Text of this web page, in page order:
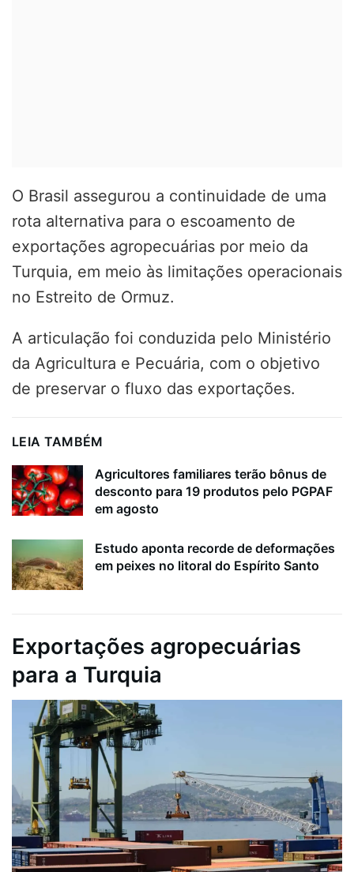
O Brasil assegurou a continuidade de uma
rota alternativa para o escoamento de
exportações agropecuárias por meio da
Turquia, em meio às limitações operacionais
no Estreito de Ormuz.
A articulação foi conduzida pelo Ministério
da Agricultura e Pecuária, com o objetivo
de preservar o fluxo das exportações.
LEIA TAMBÉM
Agricultores familiares terão bônus de
desconto para 19 produtos pelo PGPAF
em agosto
Estudo aponta recorde de deformações
em peixes no litoral do Espírito Santo
Exportações agropecuárias
para a Turquia